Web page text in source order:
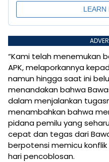
“Kami telah menemukan
APK, melaporkannya
namun hingga saat ini
menandakan bahwa
dalam menjalankan
menambahkan bahwa
pidana pemilu yang
cepat dan tegas dari
berpotensi memicu
hari pencoblosan.